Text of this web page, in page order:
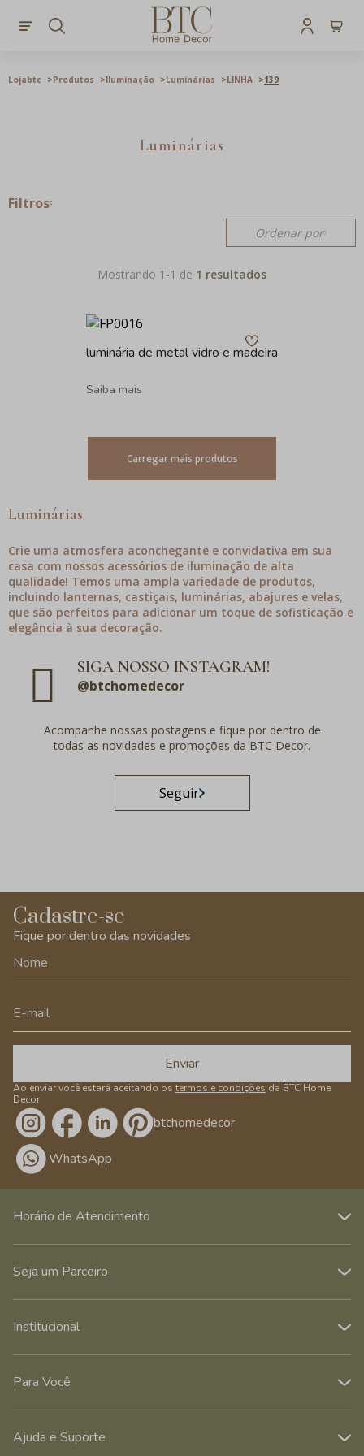
Lojabtc Produtos Iluminação Luminárias LINHA 139
Luminárias
Mostrando 1-1 de 1 resultados
Filtros
Ordenar por
luminária de metal vidro e madeira
Saiba mais
Carregar mais produtos
Luminárias
Crie uma atmosfera aconchegante e convidativa em sua
casa com nossos acessórios de iluminação de alta
qualidade! Temos uma ampla variedade de produtos,
incluindo lanternas, castiçais, luminárias, abajures e velas,
que são perfeitos para adicionar um toque de sofisticação e
elegância à sua decoração.
SIGA NOSSO INSTAGRAM!
@btchomedecor
Acompanhe nossas postagens e fique por dentro de
todas as novidades e promoções da BTC Decor.
Seguir
Cadastre-se
Fique por dentro das novidades
Enviar
Ao enviar você estará aceitando os termos e condições da BTC Home
Decor
/btchomedecor
WhatsApp
Horário de Atendimento
Seja um Parceiro
Institucional
Para Você
Ajuda e Suporte